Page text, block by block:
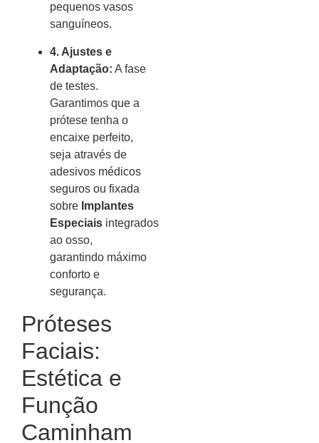
pequenos vasos
sanguíneos.
4. Ajustes e
Adaptação: A fase
de testes.
Garantimos que a
prótese tenha o
encaixe perfeito,
seja através de
adesivos médicos
seguros ou fixada
sobre Implantes
Especiais integrados
ao osso,
garantindo máximo
conforto e
segurança.
Próteses
Faciais:
Estética e
Função
Caminham